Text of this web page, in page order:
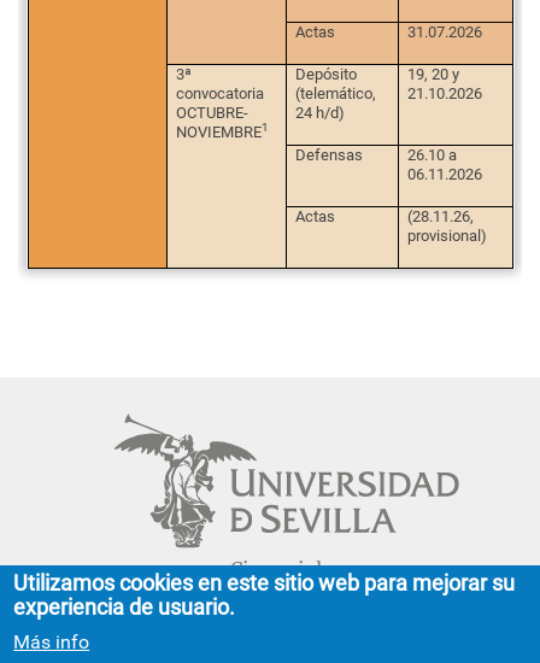
Actas 31.07.2026
3ª
convocatoria
OCTUBRE-
NOVIEMBRE1
Depósito
(telemático,
24 h/d)
19, 20 y
21.10.2026
Defensas
26.10 a
06.11.2026
Actas
(28.11.26,
provisional)
Cinco siglos
impulsando el
conocimiento
Utilizamos cookies en este sitio web para mejorar su
experiencia de usuario.
Más info